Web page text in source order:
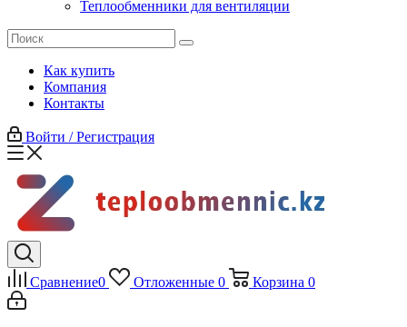
Теплообменники для вентиляции
Как купить
Компания
Контакты
Войти / Регистрация
Сравнение0 Отложенные 0 Корзина 0